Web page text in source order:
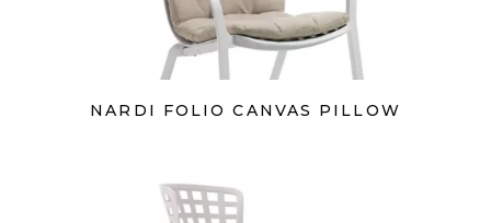
NARDI FOLIO CANVAS PILLOW